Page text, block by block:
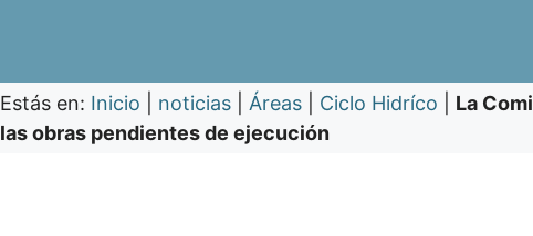
Estás en: Inicio noticias Áreas Ciclo Hidríco
La
las obras pendientes de ejecución